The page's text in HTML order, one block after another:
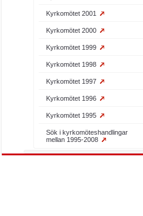
Kyrkomötet 2001
Kyrkomötet 2000
Kyrkomötet 1999
Kyrkomötet 1998
Kyrkomötet 1997
Kyrkomötet 1996
Kyrkomötet 1995
Sök i kyrkomöteshandlingar
mellan 1995-2008